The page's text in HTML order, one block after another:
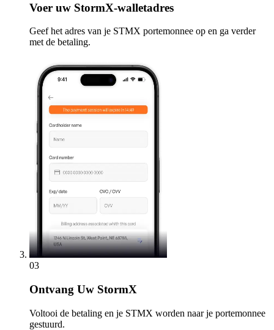
Voer uw StormX-walletadres
Geef het adres van je STMX portemonnee op en ga verder
met de betaling.
03
Ontvang Uw StormX
Voltooi de betaling en je STMX worden naar je portemonnee
gestuurd.